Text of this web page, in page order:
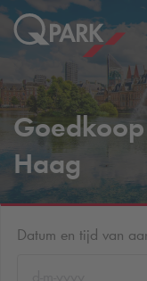
Haag
Datum en tijd van